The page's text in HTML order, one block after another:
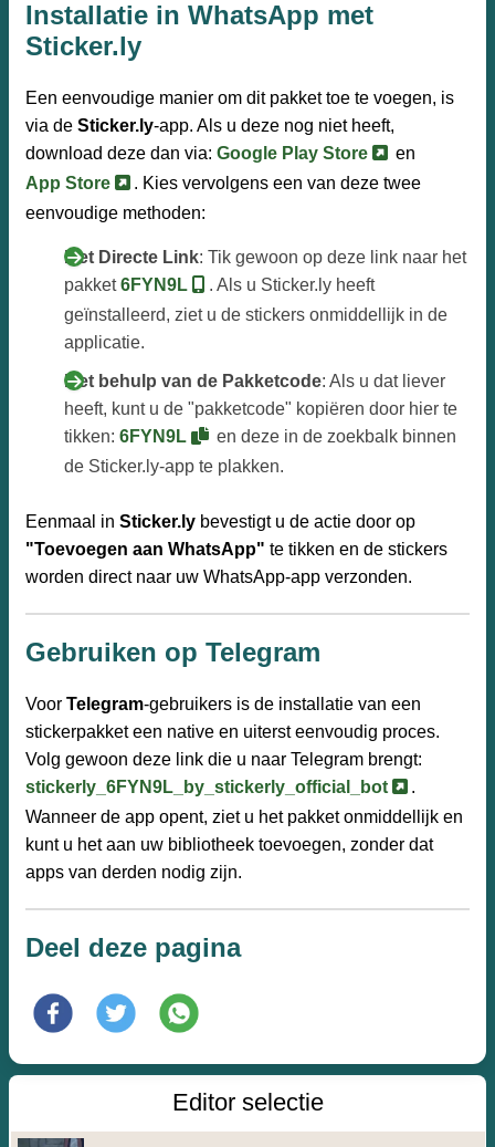
Installatie in WhatsApp met
Sticker.ly
Een eenvoudige manier om dit pakket toe te voegen, is
via de Sticker.ly-app. Als u deze nog niet heeft,
download deze dan via: Google Play Store
en
App Store
. Kies vervolgens een van deze twee
eenvoudige methoden:
Met Directe Link: Tik gewoon op deze link naar het
pakket6FYN9L
. Als u Sticker.ly heeft
geïnstalleerd, ziet u de stickers onmiddellijk in de
applicatie.
Met behulp van de Pakketcode: Als u dat liever
heeft, kunt u de "pakketcode" kopiëren door hier te
tikken: 6FYN9L
en deze in de zoekbalk binnen
de Sticker.ly-app te plakken.
Eenmaal in Sticker.ly bevestigt u de actie door op
"Toevoegen aan WhatsApp" te tikken en de stickers
worden direct naar uw WhatsApp-app verzonden.
Gebruiken op Telegram
Voor Telegram-gebruikers is de installatie van een
stickerpakket een native en uiterst eenvoudig proces.
Volg gewoon deze link die u naar Telegram brengt:
stickerly_6FYN9L_by_stickerly_official_bot
.
Wanneer de app opent, ziet u het pakket onmiddellijk en
kunt u het aan uw bibliotheek toevoegen, zonder dat
apps van derden nodig zijn.
Deel deze pagina
Editor selectie